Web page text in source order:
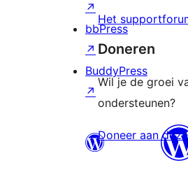
Het
Doneren
Wil je de groei
ondersteunen?
Doneer aan
↗
bbPress
↗
BuddyPress
↗